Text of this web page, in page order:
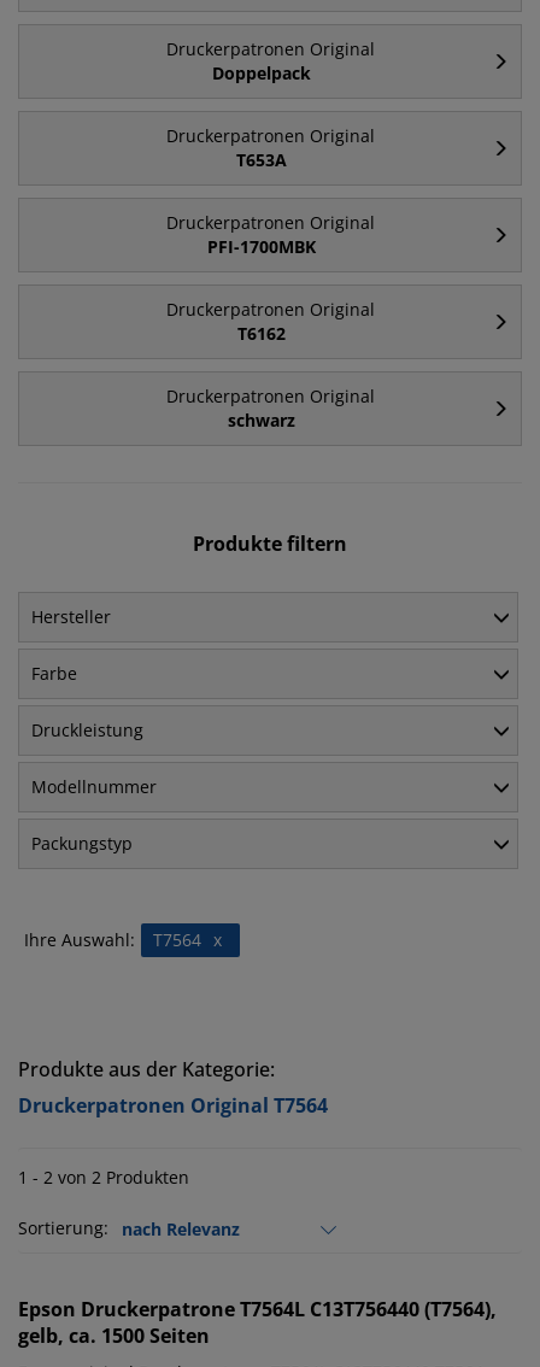
Druckerpatronen Original
Doppelpack
Druckerpatronen Original
T653A
Druckerpatronen Original
PFI-1700MBK
Druckerpatronen Original
T6162
Druckerpatronen Original
schwarz
Produkte filtern
Hersteller
Farbe
Druckleistung
Modellnummer
Packungstyp
Ihre Auswahl: x
T7564
Produkte aus der Kategorie:
Druckerpatronen Original T7564
1 - 2 von 2 Produkten
Sortierung:
Epson Druckerpatrone T7564L C13T756440 (T7564),
gelb, ca. 1500 Seiten